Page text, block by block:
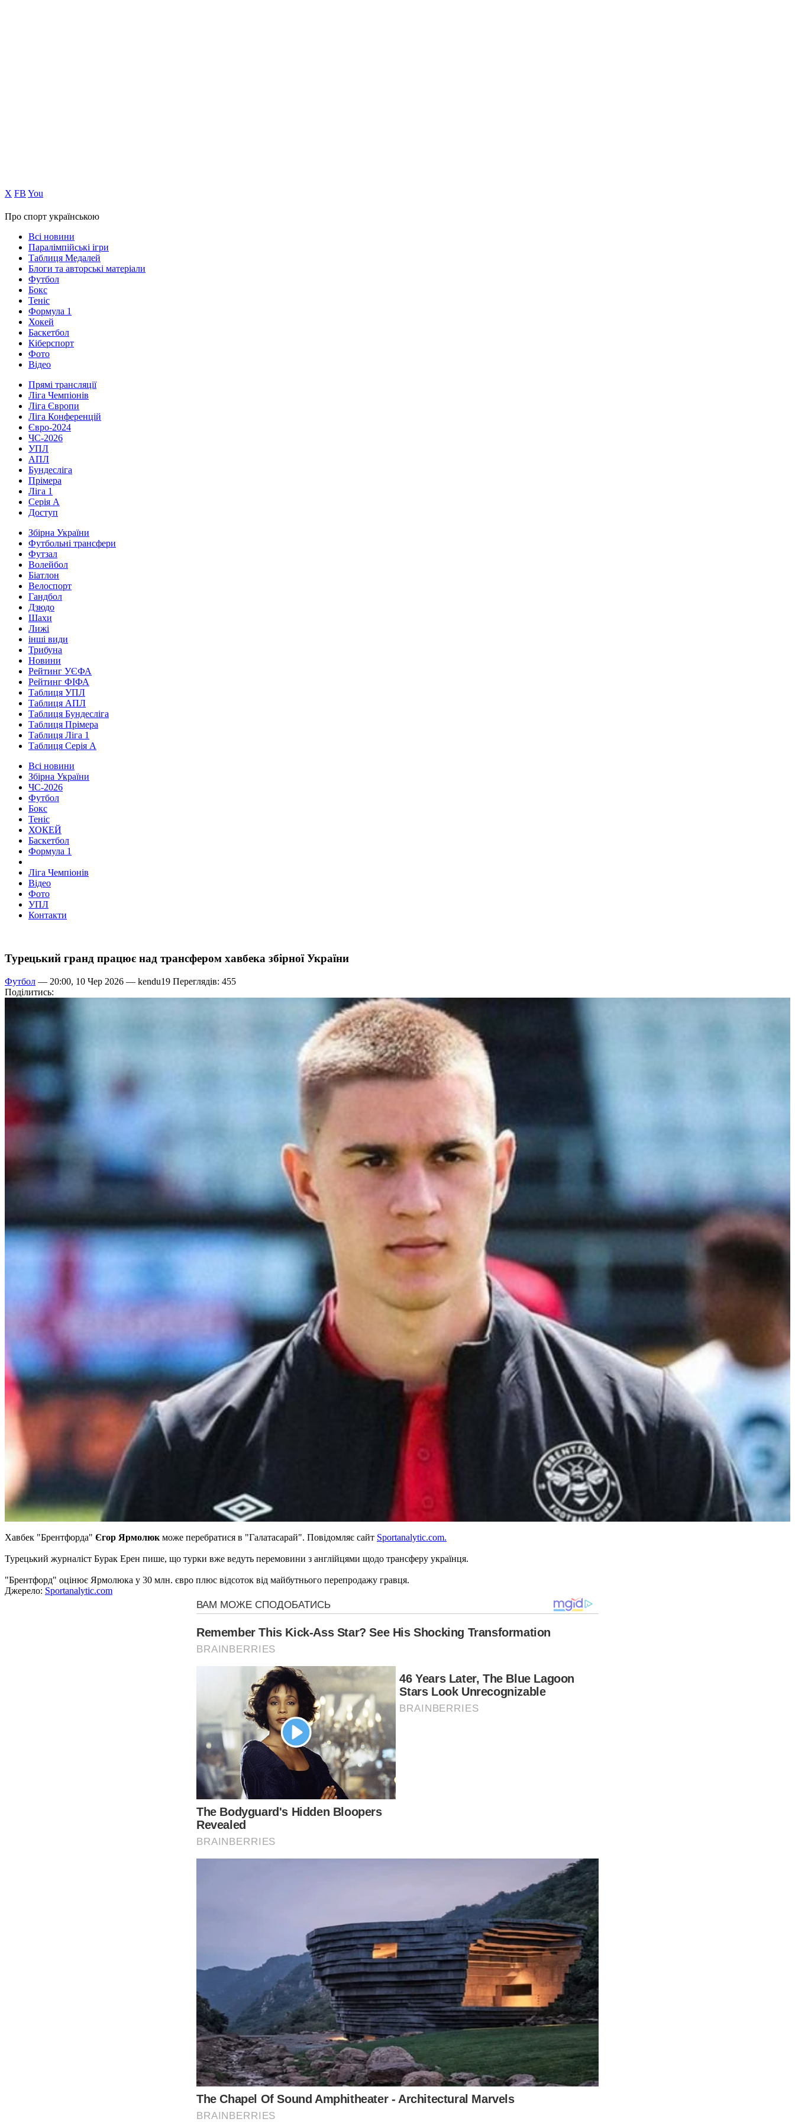
Х FB You
Про спорт українською
Всі новини
Паралімпійські ігри
Таблиця Медалей
Блоги та авторські матеріали
Футбол
Бокс
Теніс
Формула 1
Хокей
Баскетбол
Кіберспорт
Фото
Відео
Прямі трансляції
Ліга Чемпіонів
Ліга Європи
Ліга Конференцій
Євро-2024
ЧС-2026
УПЛ
АПЛ
Бундесліга
Прімера
Ліга 1
Серія А
Доступ
Збірна України
Футбольні трансфери
Футзал
Волейбол
Біатлон
Велоспорт
Гандбол
Дзюдо
Шахи
Лижі
інші види
Трибуна
Новини
Рейтинг УЄФА
Рейтинг ФІФА
Таблиця УПЛ
Таблиця АПЛ
Таблиця Бундесліга
Таблиця Прімера
Таблиця Ліга 1
Таблиця Серія А
Всі новини
Збірна України
ЧС-2026
Футбол
Бокс
Теніс
ХОКЕЙ
Баскетбол
Формула 1
Ліга Чемпіонів
Відео
Фото
УПЛ
Контакти
Турецький гранд працює над трансфером хавбека збірної України
Футбол — 20:00, 10 Чер 2026 — kendu19 Переглядів: 455
Поділитись:
Хавбек "Брентфорда" Єгор Ярмолюк може перебратися в "Галатасарай". Повідомляє сайт Sportanalytic.com.
Турецький журналіст Бурак Ерен пише, що турки вже ведуть перемовини з англійцями щодо трансферу українця.
"Брентфорд" оцінює Ярмолюка у 30 млн. євро плюс відсоток від майбутнього перепродажу гравця.
Джерело: Sportanalytic.com